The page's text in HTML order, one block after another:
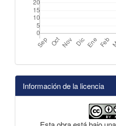
Información de la licencia